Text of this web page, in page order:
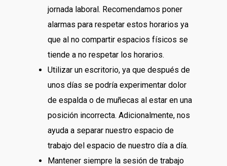
jornada laboral. Recomendamos poner
alarmas para respetar estos horarios ya
que al no compartir espacios físicos se
tiende a no respetar los horarios.
Utilizar un escritorio, ya que después de
unos días se podría experimentar dolor
de espalda o de muñecas al estar en una
posición incorrecta. Adicionalmente, nos
ayuda a separar nuestro espacio de
trabajo del espacio de nuestro día a día.
Mantener siempre la sesión de trabajo